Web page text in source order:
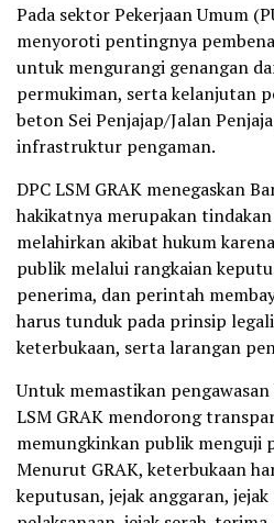
Pada sektor Pekerjaan Umum
menyoroti pentingnya
untuk mengurangi genangan
permukiman, serta kelanjutan
beton Sei Penjajap/Jalan
infrastruktur pengaman.
DPC LSM GRAK menegaskan
hakikatnya merupakan
melahirkan akibat hukum
publik melalui rangkaian
penerima, dan perintah
harus tunduk pada prinsip
keterbukaan, serta larangan
Untuk memastikan
LSM GRAK mendorong
memungkinkan publik menguji
Menurut GRAK, keterbukaan
keputusan, jejak anggaran,